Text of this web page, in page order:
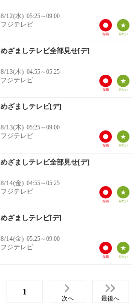
8/12(水) 05:25～09:00
フジテレビ
めざましテレビ全部見せ[デ]
8/13(木) 04:55～05:25
フジテレビ
めざましテレビ[デ]
8/13(木) 05:25～09:00
フジテレビ
めざましテレビ全部見せ[デ]
8/14(金) 04:55～05:25
フジテレビ
めざましテレビ[デ]
8/14(金) 05:25～09:00
フジテレビ
1
次へ 最後へ